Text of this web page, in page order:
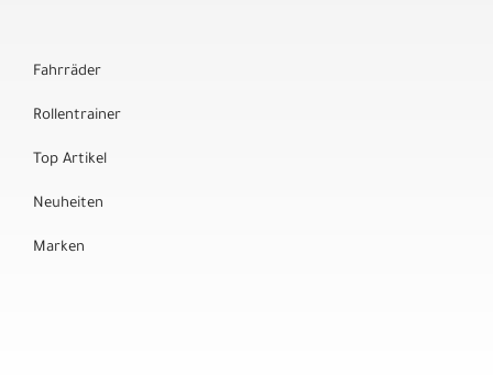
Fahrräder
Rollentrainer
Top Artikel
Neuheiten
Marken